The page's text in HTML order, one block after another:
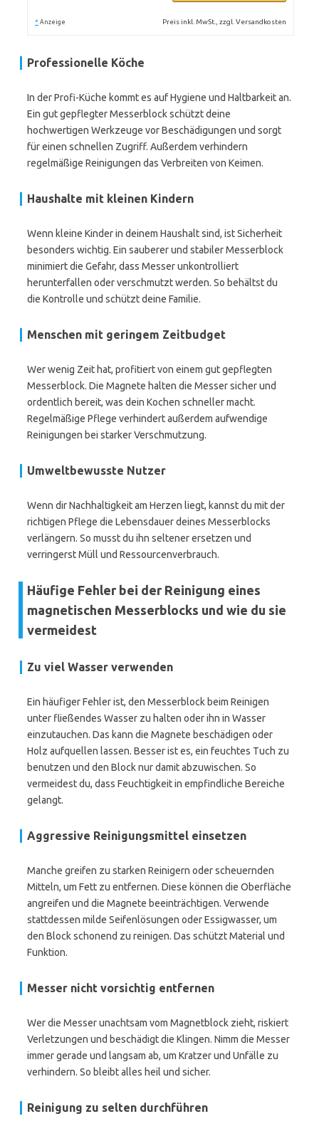
* Anzeige Preis inkl. MwSt., zzgl. Versandkosten
Professionelle Köche
In der Profi-Küche kommt es auf Hygiene und Haltbarkeit an.
Ein gut gepflegter Messerblock schützt deine
hochwertigen Werkzeuge vor Beschädigungen und sorgt
für einen schnellen Zugriff. Außerdem verhindern
regelmäßige Reinigungen das Verbreiten von Keimen.
Haushalte mit kleinen Kindern
Wenn kleine Kinder in deinem Haushalt sind, ist Sicherheit
besonders wichtig. Ein sauberer und stabiler Messerblock
minimiert die Gefahr, dass Messer unkontrolliert
herunterfallen oder verschmutzt werden. So behältst du
die Kontrolle und schützt deine Familie.
Menschen mit geringem Zeitbudget
Wer wenig Zeit hat, profitiert von einem gut gepflegten
Messerblock. Die Magnete halten die Messer sicher und
ordentlich bereit, was dein Kochen schneller macht.
Regelmäßige Pflege verhindert außerdem aufwendige
Reinigungen bei starker Verschmutzung.
Umweltbewusste Nutzer
Wenn dir Nachhaltigkeit am Herzen liegt, kannst du mit der
richtigen Pflege die Lebensdauer deines Messerblocks
verlängern. So musst du ihn seltener ersetzen und
verringerst Müll und Ressourcenverbrauch.
Häufige Fehler bei der Reinigung eines
magnetischen Messerblocks und wie du sie
vermeidest
Zu viel Wasser verwenden
Ein häufiger Fehler ist, den Messerblock beim Reinigen
unter fließendes Wasser zu halten oder ihn in Wasser
einzutauchen. Das kann die Magnete beschädigen oder
Holz aufquellen lassen. Besser ist es, ein feuchtes Tuch zu
benutzen und den Block nur damit abzuwischen. So
vermeidest du, dass Feuchtigkeit in empfindliche Bereiche
gelangt.
Aggressive Reinigungsmittel einsetzen
Manche greifen zu starken Reinigern oder scheuernden
Mitteln, um Fett zu entfernen. Diese können die Oberfläche
angreifen und die Magnete beeinträchtigen. Verwende
stattdessen milde Seifenlösungen oder Essigwasser, um
den Block schonend zu reinigen. Das schützt Material und
Funktion.
Messer nicht vorsichtig entfernen
Wer die Messer unachtsam vom Magnetblock zieht, riskiert
Verletzungen und beschädigt die Klingen. Nimm die Messer
immer gerade und langsam ab, um Kratzer und Unfälle zu
verhindern. So bleibt alles heil und sicher.
Reinigung zu selten durchführen